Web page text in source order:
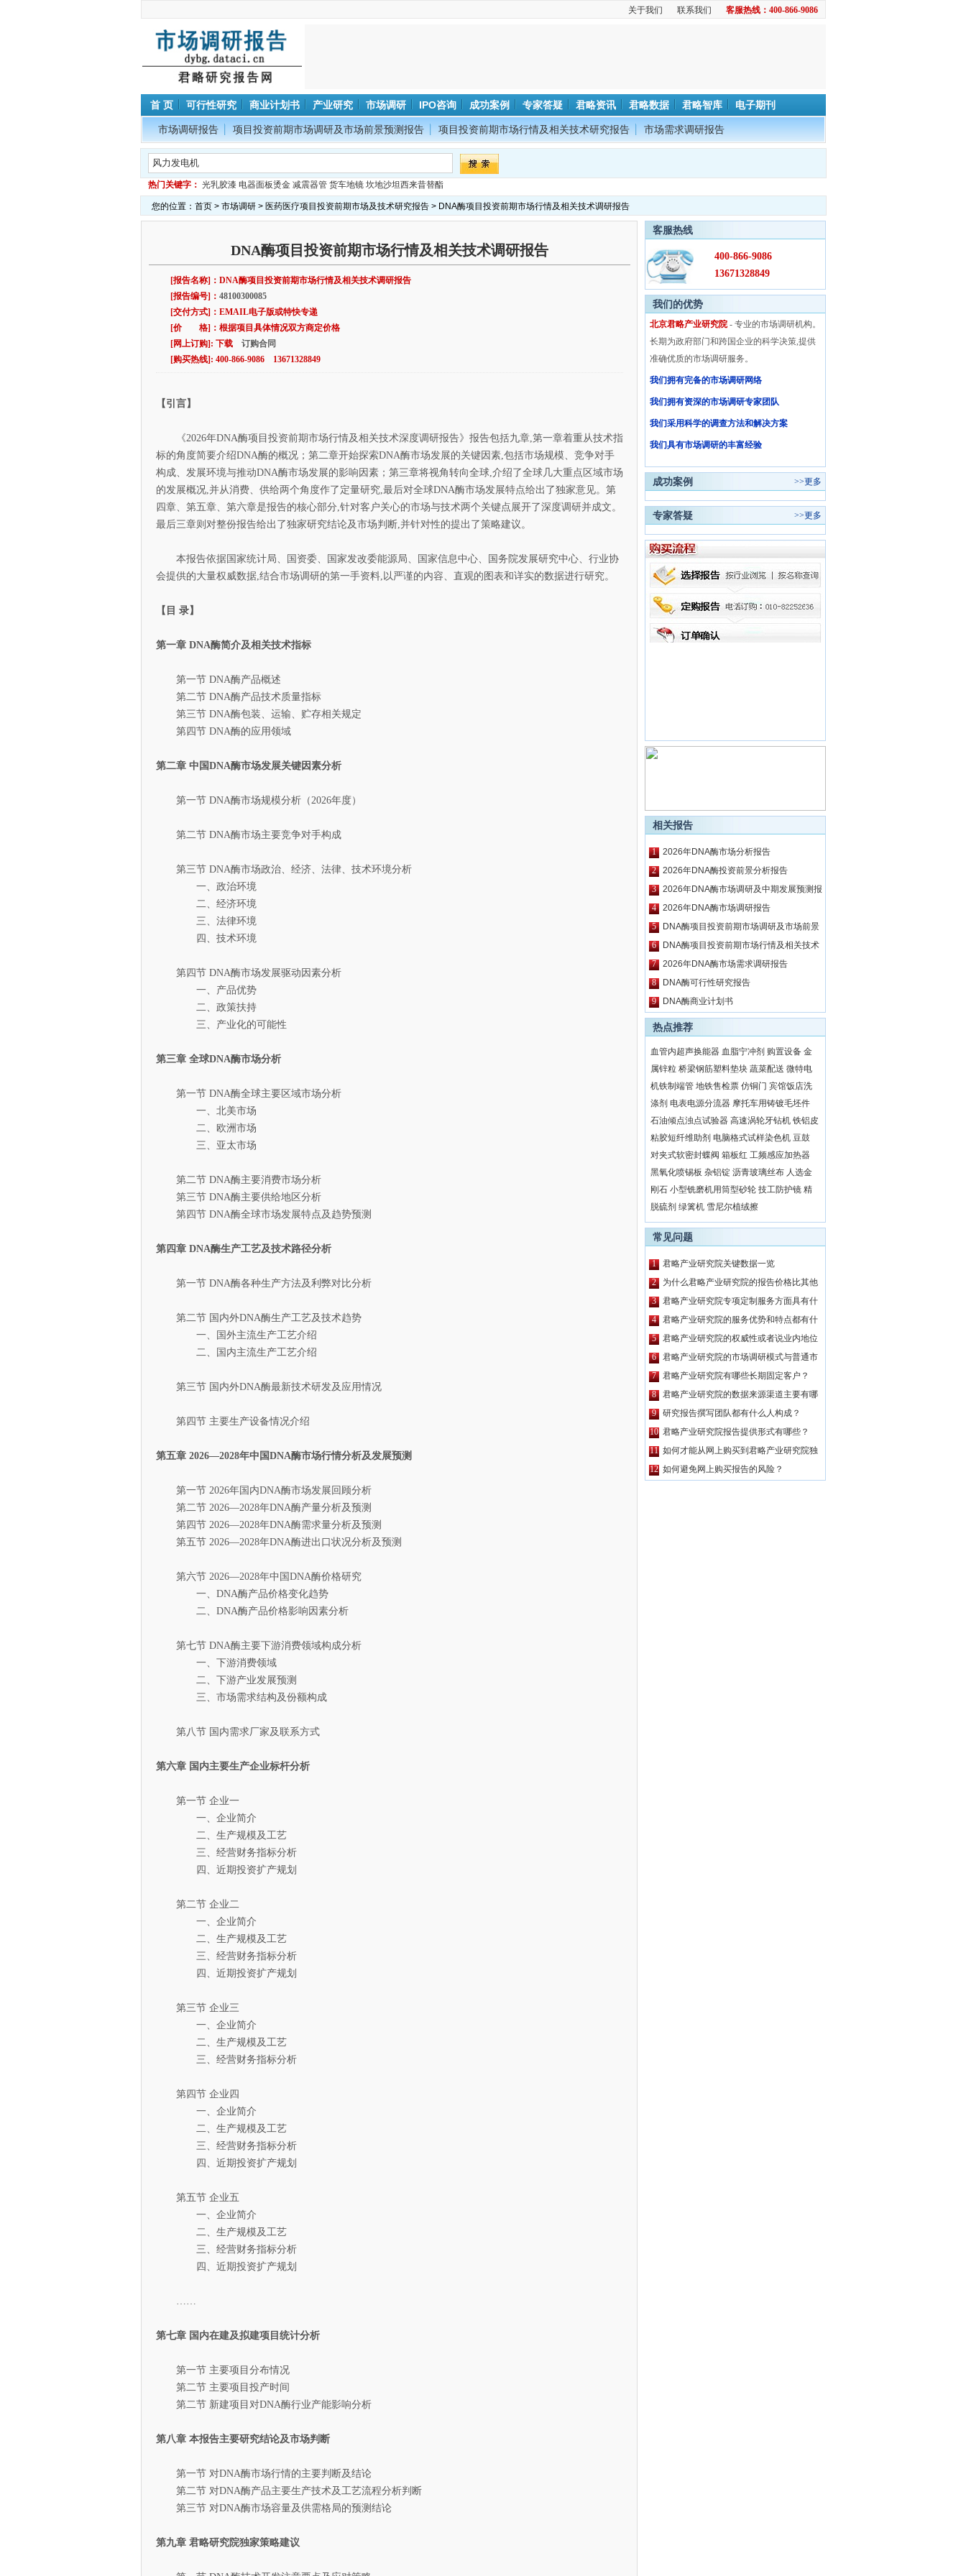
客服热线：400-866-9086
联系我们
关于我们
首 页 可行性研究 商业计划书 产业研究 市场调研 IPO咨询 成功案例 专家答疑 君略资讯 君略数据 君略智库 电子期刊
市场调研报告 项目投资前期市场调研及市场前景预测报告 项目投资前期市场行情及相关技术研究报告 市场需求调研报告
热门关键字： 光乳胶漆 电器面板烫金 减震器管 货车地镜 坎地沙坦西来昔替酯
您的位置： 首页> 市场调研> 医药医疗项目投资前期市场及技术研究报告> DNA酶项目投资前期市场行情及相关技术调研报告
DNA酶项目投资前期市场行情及相关技术调研报告
[报告名称]：DNA酶项目投资前期市场行情及相关技术调研报告
[报告编号]： 48100300085
[交付方式]：EMAIL电子版或特快专递
[价 格]：根据项目具体情况双方商定价格
[网上订购]: 下载 订购合同
[购买热线]: 400-866-9086 13671328849
【引言】
《2026年DNA酶项目投资前期市场行情及相关技术深度调研报告》报告包括九章,第一章着重从技术指
标的角度简要介绍DNA酶的概况；第二章开始探索DNA酶市场发展的关键因素,包括市场规模、竞争对手
构成、发展环境与推动DNA酶市场发展的影响因素；第三章将视角转向全球,介绍了全球几大重点区域市场
的发展概况,并从消费、供给两个角度作了定量研究,最后对全球DNA酶市场发展特点给出了独家意见。第
四章、第五章、第六章是报告的核心部分,针对客户关心的市场与技术两个关键点展开了深度调研并成文。
最后三章则对整份报告给出了独家研究结论及市场判断,并针对性的提出了策略建议。
本报告依据国家统计局、国资委、国家发改委能源局、国家信息中心、国务院发展研究中心、行业协
会提供的大量权威数据,结合市场调研的第一手资料,以严谨的内容、直观的图表和详实的数据进行研究。
【目 录】
第一章 DNA酶简介及相关技术指标
第一节 DNA酶产品概述
第二节 DNA酶产品技术质量指标
第三节 DNA酶包装、运输、贮存相关规定
第四节 DNA酶的应用领域
第二章 中国DNA酶市场发展关键因素分析
第一节 DNA酶市场规模分析（2026年度）
第二节 DNA酶市场主要竞争对手构成
第三节 DNA酶市场政治、经济、法律、技术环境分析
一、政治环境
二、经济环境
三、法律环境
四、技术环境
第四节 DNA酶市场发展驱动因素分析
一、产品优势
二、政策扶持
三、产业化的可能性
第三章 全球DNA酶市场分析
第一节 DNA酶全球主要区域市场分析
一、北美市场
二、欧洲市场
三、亚太市场
第二节 DNA酶主要消费市场分析
第三节 DNA酶主要供给地区分析
第四节 DNA酶全球市场发展特点及趋势预测
第四章 DNA酶生产工艺及技术路径分析
第一节 DNA酶各种生产方法及利弊对比分析
第二节 国内外DNA酶生产工艺及技术趋势
一、国外主流生产工艺介绍
二、国内主流生产工艺介绍
第三节 国内外DNA酶最新技术研发及应用情况
第四节 主要生产设备情况介绍
第五章 2026—2028年中国DNA酶市场行情分析及发展预测
第一节 2026年国内DNA酶市场发展回顾分析
第二节 2026—2028年DNA酶产量分析及预测
第四节 2026—2028年DNA酶需求量分析及预测
第五节 2026—2028年DNA酶进出口状况分析及预测
第六节 2026—2028年中国DNA酶价格研究
一、DNA酶产品价格变化趋势
二、DNA酶产品价格影响因素分析
第七节 DNA酶主要下游消费领域构成分析
一、下游消费领域
二、下游产业发展预测
三、市场需求结构及份额构成
第八节 国内需求厂家及联系方式
第六章 国内主要生产企业标杆分析
第一节 企业一
一、企业简介
二、生产规模及工艺
三、经营财务指标分析
四、近期投资扩产规划
第二节 企业二
一、企业简介
二、生产规模及工艺
三、经营财务指标分析
四、近期投资扩产规划
第三节 企业三
一、企业简介
二、生产规模及工艺
三、经营财务指标分析
第四节 企业四
一、企业简介
二、生产规模及工艺
三、经营财务指标分析
四、近期投资扩产规划
第五节 企业五
一、企业简介
二、生产规模及工艺
三、经营财务指标分析
四、近期投资扩产规划
……
第七章 国内在建及拟建项目统计分析
第一节 主要项目分布情况
第二节 主要项目投产时间
第二节 新建项目对DNA酶行业产能影响分析
第八章 本报告主要研究结论及市场判断
第一节 对DNA酶市场行情的主要判断及结论
第二节 对DNA酶产品主要生产技术及工艺流程分析判断
第三节 对DNA酶市场容量及供需格局的预测结论
第九章 君略研究院独家策略建议
客服热线
400-866-9086
13671328849
我们的优势
北京君略产业研究院- 专业的市场调研机构。
长期为政府部门和跨国企业的科学决策,提供
准确优质的市场调研服务。
我们拥有完备的市场调研网络
我们拥有资深的市场调研专家团队
我们采用科学的调查方法和解决方案
我们具有市场调研的丰富经验
成功案例 >>更多
专家答疑 >>更多
相关报告
1
2026年DNA酶市场分析报告
2
2026年DNA酶投资前景分析报告
3
2026年DNA酶市场调研及中期发展预测报
告
4
2026年DNA酶市场调研报告
5
DNA酶项目投资前期市场调研及市场前景
预测报告
6
DNA酶项目投资前期市场行情及相关技术
调研报告
7
2026年DNA酶市场需求调研报告
8
DNA酶可行性研究报告
9
DNA酶商业计划书
热点推荐
血管内超声换能器 血脂宁冲剂 购置设备 金
属锌粒 桥梁钢筋塑料垫块 蔬菜配送 微特电
机铁制端管 地铁售检票 仿铜门 宾馆饭店洗
涤剂 电表电源分流器 摩托车用铸镀毛坯件
石油倾点浊点试验器 高速涡轮牙钻机 铁铝皮
粘胶短纤维助剂 电脑格式试样染色机 豆鼓
对夹式软密封蝶阀 箱板红 工频感应加热器
黑氧化喷锡板 杂铝锭 沥青玻璃丝布 人选金
刚石 小型铣磨机用筒型砂轮 技工防护镜 精
脱硫剂 绿篱机 雪尼尔植绒擦
常见问题
1
君略产业研究院关键数据一览
2
为什么君略产业研究院的报告价格比其他
公司都要高？
3
君略产业研究院专项定制服务方面具有什
么特点？
4
君略产业研究院的服务优势和特点都有什
么？
5
君略产业研究院的权威性或者说业内地位
如何？
6
君略产业研究院的市场调研模式与普通市
场调研主要区别有哪些？
7
君略产业研究院有哪些长期固定客户？
8
君略产业研究院的数据来源渠道主要有哪
些？
9
研究报告撰写团队都有什么人构成？
10 君略产业研究院报告提供形式有哪些？
11 如何才能从网上购买到君略产业研究院独
家原创的报告产品？
12 如何避免网上购买报告的风险？